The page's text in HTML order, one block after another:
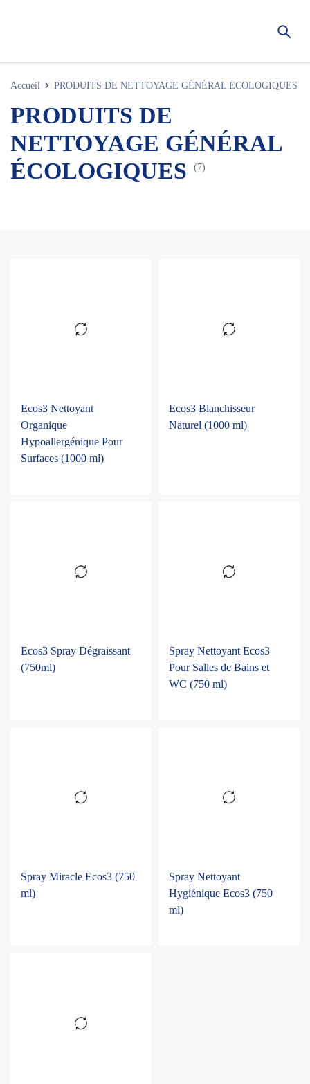
Accueil PRODUITS DE NETTOYAGE GÉNÉRAL ÉCOLOGIQUES
PRODUITS DE
NETTOYAGE GÉNÉRAL
ÉCOLOGIQUES
(7)
Ecos3 Nettoyant
Organique
Hypoallergénique Pour
Surfaces (1000 ml)
Ecos3 Blanchisseur
Naturel (1000 ml)
Ecos3 Spray Dégraissant
(750ml)
Spray Nettoyant Ecos3
Pour Salles de Bains et
WC (750 ml)
Spray Miracle Ecos3 (750
ml)
Spray Nettoyant
Hygiénique Ecos3 (750
ml)